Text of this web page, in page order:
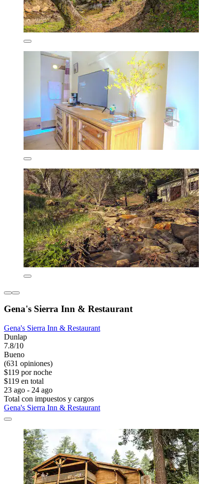
Gena's Sierra Inn & Restaurant
Gena's Sierra Inn & Restaurant
Dunlap
7.8/10
Bueno
(631 opiniones)
$119 por noche
$119 en total
23 ago - 24 ago
Total con impuestos y cargos
Gena's Sierra Inn & Restaurant